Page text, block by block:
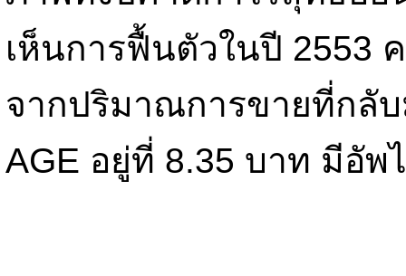
เห็นการฟื้นตัวในปี 2553
จากปริมาณการขายที่กลั
AGE อยู่ที่ 8.35 บาท มีอัพ